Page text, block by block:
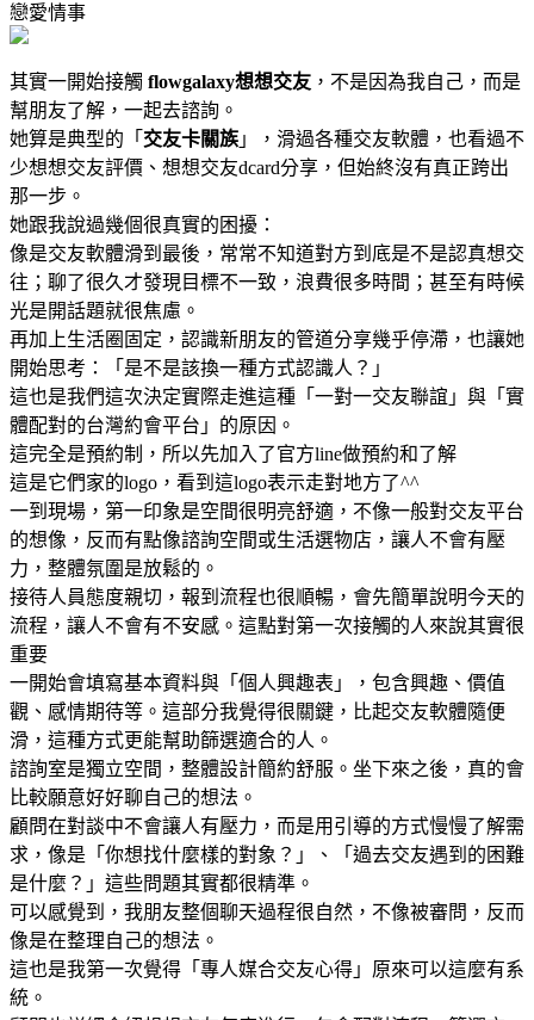
戀愛情事
其實一開始接觸 flowgalaxy想想交友 ，不是因為我自己，而是
幫朋友了解，一起去諮詢。
她算是典型的「 交友卡關族 」，滑過各種交友軟體，也看過不
少想想交友評價、想想交友dcard分享，但始終沒有真正跨出
那一步。
她跟我說過幾個很真實的困擾：
像是交友軟體滑到最後，常常不知道對方到底是不是認真想交
往；聊了很久才發現目標不一致，浪費很多時間；甚至有時候
光是開話題就很焦慮。
再加上生活圈固定，認識新朋友的管道分享幾乎停滯，也讓她
開始思考：「是不是該換一種方式認識人？」
這也是我們這次決定實際走進這種「一對一交友聯誼」與「實
體配對的台灣約會平台」的原因。
這完全是預約制，所以先加入了官方line做預約和了解
這是它們家的logo，看到這logo表示走對地方了^^
一到現場，第一印象是空間很明亮舒適，不像一般對交友平台
的想像，反而有點像諮詢空間或生活選物店，讓人不會有壓
力，整體氛圍是放鬆的。
接待人員態度親切，報到流程也很順暢，會先簡單說明今天的
流程，讓人不會有不安感。這點對第一次接觸的人來說其實很
重要
一開始會填寫基本資料與「個人興趣表」，包含興趣、價值
觀、感情期待等。這部分我覺得很關鍵，比起交友軟體隨便
滑，這種方式更能幫助篩選適合的人。
諮詢室是獨立空間，整體設計簡約舒服。坐下來之後，真的會
比較願意好好聊自己的想法。
顧問在對談中不會讓人有壓力，而是用引導的方式慢慢了解需
求，像是「你想找什麼樣的對象？」、「過去交友遇到的困難
是什麼？」這些問題其實都很精準。
可以感覺到，我朋友整個聊天過程很自然，不像被審問，反而
像是在整理自己的想法。
這也是我第一次覺得「專人媒合交友心得」原來可以這麼有系
統。